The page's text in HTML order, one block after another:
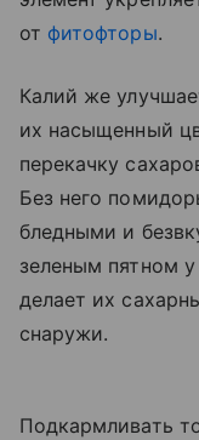
от фитофторы.
Калий же
их насыщенный
перекачку
Без него
бледными и
зеленым пятном
делает их
снаружи.
Подкармливать